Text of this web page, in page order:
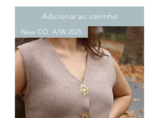
Adicionar ao carrinho
New CO. A/W 2025